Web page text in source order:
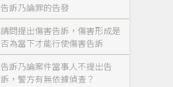
告訴乃論罪的告發
請問提出傷害告訴，傷害形成是
否為當下才能行使傷害告訴
告訴乃論案件當事人不提出告
訴，警方有無依據偵查？